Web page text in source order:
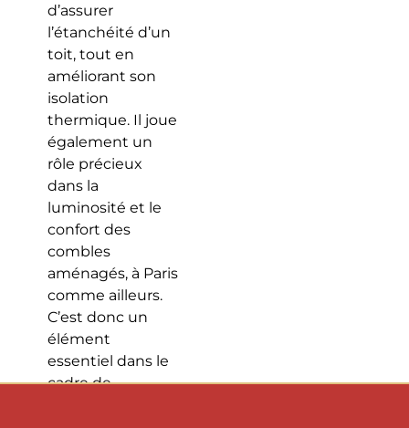
d’assurer
l’étanchéité d’un
toit, tout en
améliorant son
isolation
thermique. Il joue
également un
rôle précieux
dans la
luminosité et le
confort des
combles
aménagés, à Paris
comme ailleurs.
C’est donc un
élément
essentiel dans le
cadre de